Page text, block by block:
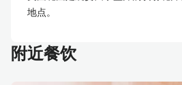
地点。
附近餐饮